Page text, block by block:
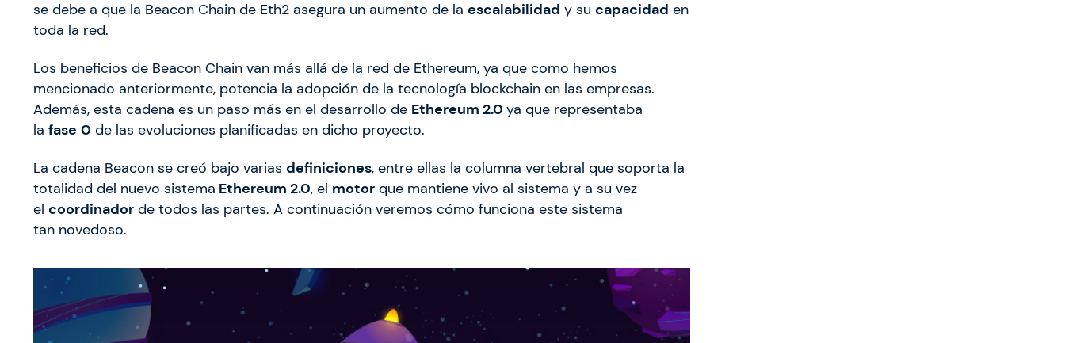
se debe a que la Beacon Chain de Eth2 asegura un aumento de la escalabilidad y su capacidad en
toda la red.
Los beneficios de Beacon Chain van más allá de la red de Ethereum, ya que como hemos
mencionado anteriormente, potencia la adopción de la tecnología blockchain en las empresas.
Además, esta cadena es un paso más en el desarrollo de Ethereum 2.0 ya que representaba
la fase 0 de las evoluciones planificadas en dicho proyecto.
La cadena Beacon se creó bajo varias definiciones, entre ellas la columna vertebral que soporta la
totalidad del nuevo sistema Ethereum 2.0, el motor que mantiene vivo al sistema y a su vez
el coordinador de todos las partes. A continuación veremos cómo funciona este sistema
tan novedoso.